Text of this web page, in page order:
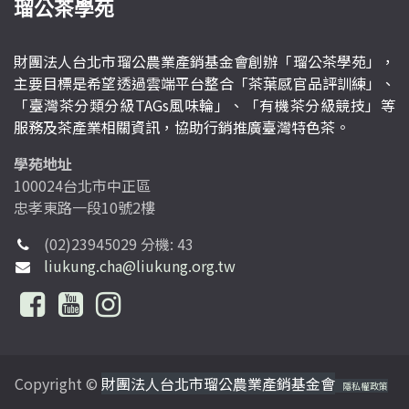
瑠公茶學苑
財團法人台北市瑠公農業產銷基金會創辦「瑠公茶學苑」，
主要目標是希望透過雲端平台整合「茶葉感官品評訓練」、
「臺灣茶分類分級TAGs風味輪」、「有機茶分級競技」等
服務及茶產業相關資訊，協助行銷推廣臺灣特色茶。
學苑地址
100024台北市中正區
忠孝東路一段10號2樓
(02)23945029 分機: 43
liukung.cha@liukung.org.tw
Copyright © 財團法人台北市瑠公農業產銷基金會 隱私權政策